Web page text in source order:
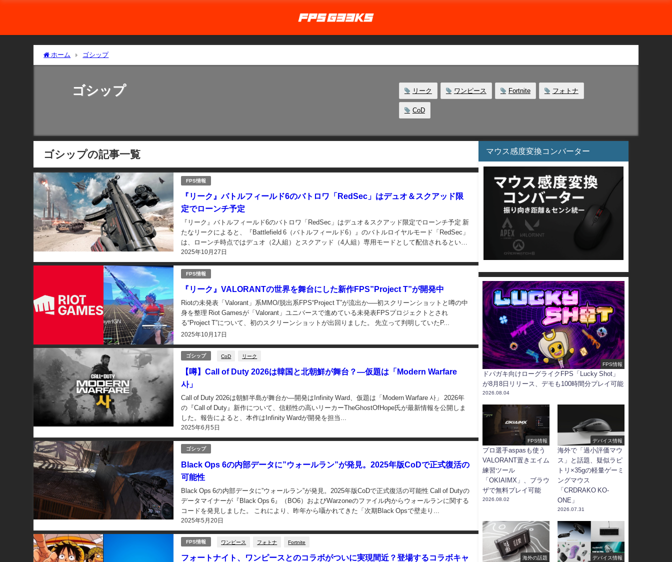
ホーム ゴシップ
ゴシップ リーク ワンピース Fortnite フォトナ
CoD
ゴシップの記事一覧
FPS情報
『リーク』バトルフィールド6のバトロワ「RedSec」はデュオ＆スクアッド限
定でローンチ予定
2025年10月27日
『リーク』バトルフィールド6のバトロワ「RedSec」はデュオ＆スクアッド限定でローンチ予定 新
たなリークによると、『Battlefield 6（バトルフィールド6）』のバトルロイヤルモード「RedSec」
は、ローンチ時点ではデュオ（2人組）とスクアッド（4人組）専用モードとして配信されるとい
う。 当初「Firesto...
FPS情報
『リーク』VALORANTの世界を舞台にした新作FPS”Project T”が開発中
2025年10月17日
Riotの未発表「Valorant」系MMO/脱出系FPS“Project T”が流出か──初スクリーンショットと噂の中
身を整理 Riot Gamesが「Valorant」ユニバースで進めている未発表FPSプロジェクトとされ
る“Project T”について、初のスクリーンショットが出回りました。 先立って判明していたP...
ゴシップ CoD リーク
【噂】Call of Duty 2026は韓国と北朝鮮が舞台？―仮題は「Modern Warfare
사」
2025年6月5日
Call of Duty 2026は朝鮮半島が舞台か―開発はInfinity Ward、仮題は「Modern Warfare 사」 2026年
の『Call of Duty』新作について、信頼性の高いリーカーTheGhostOfHope氏が最新情報を公開しま
した。報告によると、本作はInfinity Wardが開発を担当...
ゴシップ
Black Ops 6の内部データに”ウォールラン”が発見。2025年版CoDで正式復活の
可能性
2025年5月20日
Black Ops 6の内部データに”ウォールラン”が発見。2025年版CoDで正式復活の可能性 Call of Dutyの
データマイナーが『Black Ops 6』（BO6）およびWarzoneのファイル内からウォールランに関する
コードを発見しました。 これにより、昨年から囁かれてきた「次期Black Opsで壁走り...
FPS情報 ワンピース フォトナ Fortnite
フォートナイト、ワンピースとのコラボがついに実現間近？登場するコラボキャ
マウス感度変換コンバーター
FPS情報
ドパガキ向けローグライクFPS「Lucky Shot」
が8月8日リリース、デモも100時間分プレイ可能
2026.08.04
FPS情報
プロ選手aspasも使う
VALORANT置きエイム
練習ツール
「OKIAIMX」、ブラウ
ザで無料プレイ可能
2026.08.02
デバイス情報
海外で「過小評価マウ
ス」と話題、疑似ラピ
トリ×35gの軽量ゲーミ
ングマウス
「CRDRAKO KO-
ONE」
2026.07.31
海外の話題 デバイス情報